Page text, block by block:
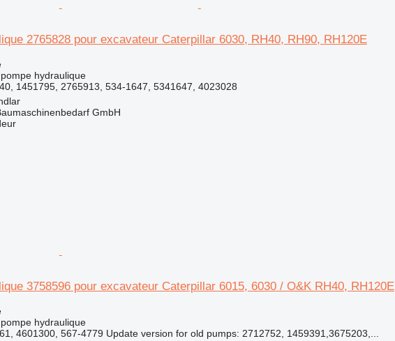
2765828 pour excavateur Caterpillar 6030, RH40, RH90, RH120E
hydraulique
1451795, 2765913, 534-1647, 5341647, 4023028
GmbH
3758596 pour excavateur Caterpillar 6015, 6030 / O&K RH40, RH120E
hydraulique
4601300, 567-4779 Update version for old pumps: 2712752, 1459391,3675203,...